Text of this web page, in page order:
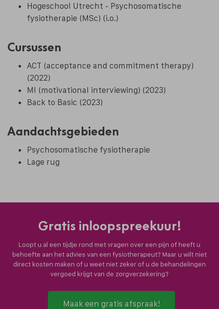
Hogeschool Utrecht - Psychosomatische
fysiotherapie (MSc) (i.o.)
Cursussen
ACT (acceptance and commitment therapy)
(2022)
MI (motivational interviewing) (2023)
Back to Basic (2023)
Aandachtsgebieden
Psychosomatische fysiotherapie
Lage rug
Gratis inloopspreekuur!
Loopt u al een tijdje rond met vragen over een pijn of heeft u
behoefte aan het advies van een fysiotherapeut? Maar u wilt niet
direct kosten maken of u weet niet zeker of u de behandelingen
vergoed krijgt van de zorgverzekering?
Maak een gratis afspraak!